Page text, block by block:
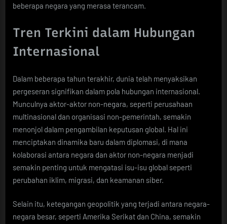
beberapa negara yang merasa terancam.
Tren Terkini dalam Hubungan
Internasional
Dalam beberapa tahun terakhir, dunia telah menyaksikan
pergeseran signifikan dalam pola hubungan internasional.
Munculnya aktor-aktor non-negara, seperti perusahaan
multinasional dan organisasi non-pemerintah, semakin
menonjol dalam pengambilan keputusan global. Hal ini
menciptakan dinamika baru dalam diplomasi, di mana
kolaborasi antara negara dan aktor non-negara menjadi
semakin penting untuk mengatasi isu-isu global seperti
perubahan iklim, migrasi, dan keamanan siber.
Selain itu, ketegangan geopolitik yang terjadi antara negara-
negara besar, seperti Amerika Serikat dan China, semakin